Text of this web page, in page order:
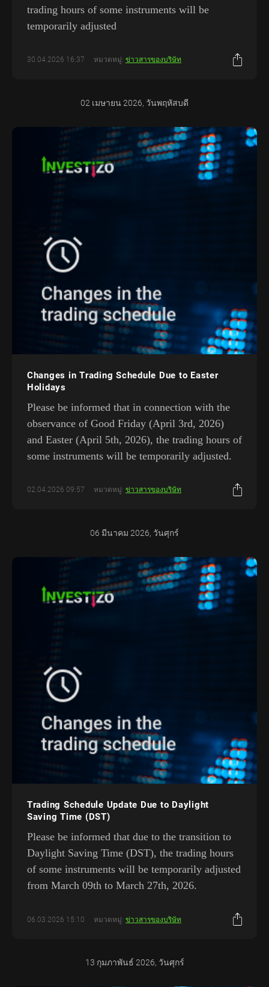
trading hours of some instruments will be
temporarily adjusted
30.04.2026 16:37 หมวดหมู่: ข่าวสารของบริษัท
02 เมษายน 2026, วันพฤหัสบดี
Changes in Trading Schedule Due to Easter
Holidays
Please be informed that in connection with the
observance of Good Friday (April 3rd, 2026)
and Easter (April 5th, 2026), the trading hours of
some instruments will be temporarily adjusted.
02.04.2026 09:57 หมวดหมู่: ข่าวสารของบริษัท
06 มีนาคม 2026, วันศุกร์
Trading Schedule Update Due to Daylight
Saving Time (DST)
Please be informed that due to the transition to
Daylight Saving Time (DST), the trading hours
of some instruments will be temporarily adjusted
from March 09th to March 27th, 2026.
06.03.2026 15:10 หมวดหมู่: ข่าวสารของบริษัท
13 กุมภาพันธ์ 2026, วันศุกร์